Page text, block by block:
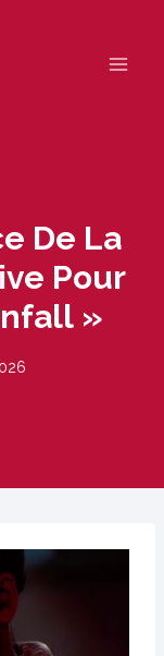
De La
Pour
»